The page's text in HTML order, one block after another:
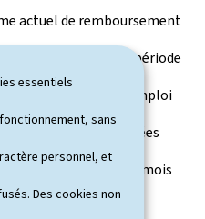
essentiels
sans
personnel, et
Des cookies non
actuel de remboursement
et pendant la période
l'État du dernier emploi
les prestations versées
chômage, voire cinq mois